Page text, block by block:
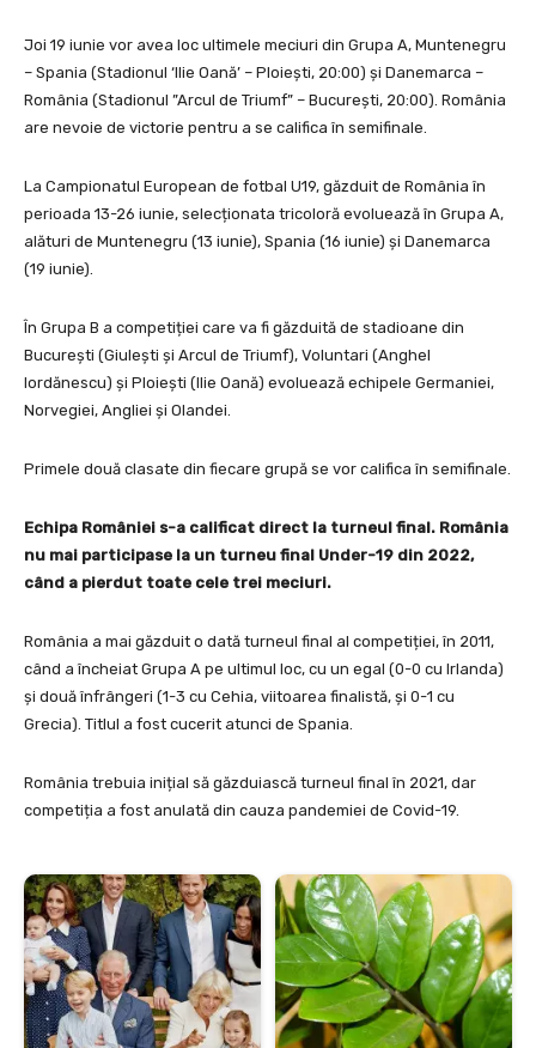
Joi 19 iunie vor avea loc ultimele meciuri din Grupa A, Muntenegru
– Spania (Stadionul ‘Ilie Oană’ – Ploiești, 20:00) și Danemarca –
România (Stadionul ”Arcul de Triumf” – București, 20:00). România
are nevoie de victorie pentru a se califica în semifinale.
La Campionatul European de fotbal U19, găzduit de România în
perioada 13-26 iunie, selecționata tricoloră evoluează în Grupa A,
alături de Muntenegru (13 iunie), Spania (16 iunie) și Danemarca
(19 iunie).
În Grupa B a competiției care va fi găzduită de stadioane din
București (Giulești și Arcul de Triumf), Voluntari (Anghel
Iordănescu) și Ploiești (Ilie Oană) evoluează echipele Germaniei,
Norvegiei, Angliei și Olandei.
Primele două clasate din fiecare grupă se vor califica în semifinale.
Echipa României s-a calificat direct la turneul final. România
nu mai participase la un turneu final Under-19 din 2022,
când a pierdut toate cele trei meciuri.
România a mai găzduit o dată turneul final al competiției, în 2011,
când a încheiat Grupa A pe ultimul loc, cu un egal (0-0 cu Irlanda)
și două înfrângeri (1-3 cu Cehia, viitoarea finalistă, și 0-1 cu
Grecia). Titlul a fost cucerit atunci de Spania.
România trebuia inițial să găzduiască turneul final în 2021, dar
competiția a fost anulată din cauza pandemiei de Covid-19.